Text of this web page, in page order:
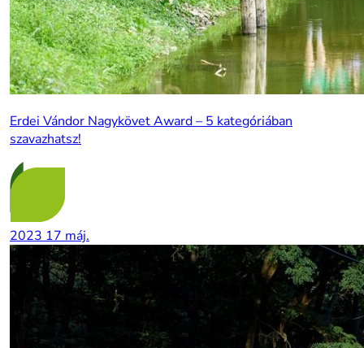
Erdei Vándor Nagykövet Award – 5 kategóriában
szavazhatsz!
2023 17 máj.